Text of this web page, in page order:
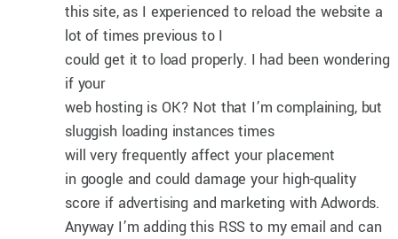
this site, as I experienced to reload the website a
lot of times previous to I
could get it to load properly. I had been wondering
if your
web hosting is OK? Not that I’m complaining, but
sluggish loading instances times
will very frequently affect your placement
in google and could damage your high-quality
score if advertising and marketing with Adwords.
Anyway I’m adding this RSS to my email and can